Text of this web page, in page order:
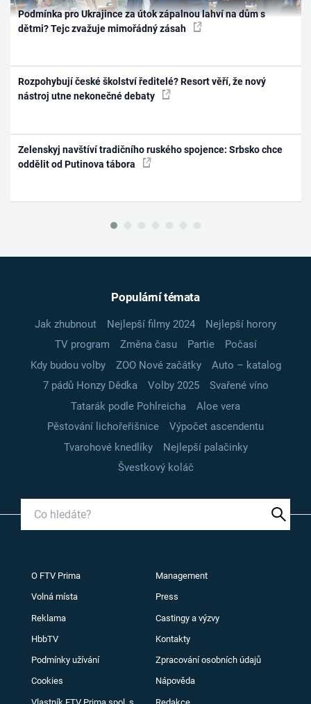
Podmínka pro Ukrajince za útok zápalnou lahví na dům s
dětmi? Tejc zvažuje mimořádný zásah
Rozpohybují české školství ředitelé? Resort věří, že nový
nástroj utne nekonečné debaty
Zelenskyj navštíví tradičního ruského spojence: Srbsko chce
oddělit od Putinova tábora
Populární témata
Jak zhubnout Nejlepší filmy 2024
Nejlepší horory
TV program
Změna času Partie
Počasí
Kdy budou volby
ZOO Nové začátky
Auto – katalog
7 pádů Honzy Dědka
Volby 2025
Svařené víno
Tatarák podle Pohlreicha
Aloe vera
Pěstování lichořeřišnice
Výpočet ascendentu
Tvarohové knedlíky
Nejlepší palačinky
Švestkový koláč
O FTV Prima Management
Volná místa Press
Reklama Castingy a výzvy
HbbTV Kontakty
Podmínky užívání Zpracování osobních údajů
Cookies Nápověda